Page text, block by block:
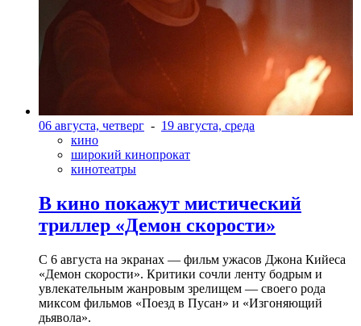
06 августа, четверг - 19 августа, среда
кино
широкий кинопрокат
кинотеатры
В кино покажут мистический
триллер «Демон скорости»
С 6 августа на экранах — фильм ужасов Джона Кийеса
«Демон скорости». Критики сочли ленту бодрым и
увлекательным жанровым зрелищeм — своего рода
миксом фильмов «Поезд в Пусан» и «Изгоняющий
дьявола».